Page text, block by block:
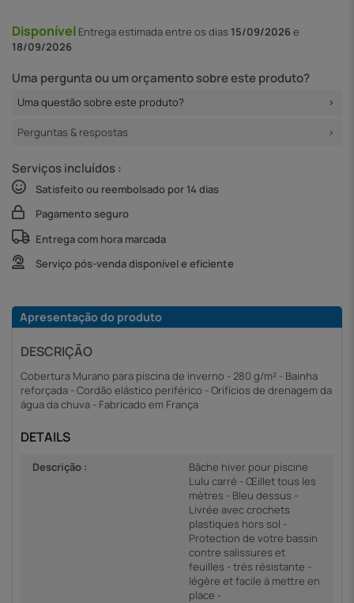
Disponível Entregaestimada entre os dias 15/09/2026e
18/09/2026
Uma pergunta ou um orçamento sobre este produto?
Uma questão sobre este produto?
Perguntas & respostas
Serviços incluídos :
Satisfeito ou reembolsado por 14 dias
Pagamento seguro
Entrega com hora marcada
Serviço pós-venda disponível e eficiente
Apresentação do produto
DESCRIÇÃO
Cobertura Murano para piscina de inverno - 280 g/m² - Bainha
reforçada - Cordão elástico periférico - Orifícios de drenagem da
água da chuva - Fabricado em França
DETAILS
Descrição :
Bâche hiver pour piscine
Lulu carré - Œillet tous les
mètres - Bleu dessus -
Livrée avec crochets
plastiques hors sol -
Protection de votre bassin
contre salissures et
feuilles - très résistante -
légère et facile à mettre en
place -